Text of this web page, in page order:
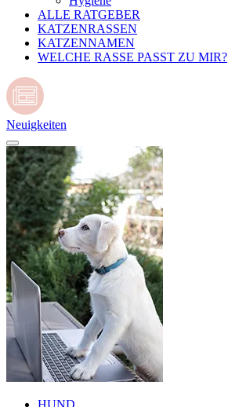
ALLE RATGEBER
KATZENRASSEN
KATZENNAMEN
WELCHE RASSE PASST ZU MIR?
Neuigkeiten
HUND